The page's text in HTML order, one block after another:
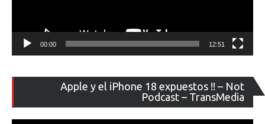
00:00 12:51
Apple y el iPhone 18 expuestos !! – Not
Podcast – TransMedia
de